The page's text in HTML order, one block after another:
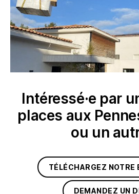
Intéressé·e par
places aux
ou un
TÉLÉCHARGEZ NOTRE
DEMANDEZ UN